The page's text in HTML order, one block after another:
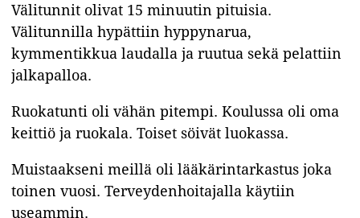
Välitunnit olivat 15 minuutin pituisia.
Välitunnilla hypättiin hyppynarua,
kymmentikkua laudalla ja ruutua sekä pelattiin
jalkapalloa.
Ruokatunti oli vähän pitempi. Koulussa oli oma
keittiö ja ruokala. Toiset söivät luokassa.
Muistaakseni meillä oli lääkärintarkastus joka
toinen vuosi. Terveydenhoitajalla käytiin
useammin.